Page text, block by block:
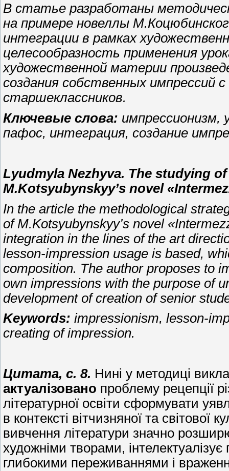
В статье разработаны
на примере новеллы
интеграции в рамках
целесообразность применения
художественной материи
создания собственных импрессий
старшеклассников.
Ключевые слова: импрессионизм,
пафос, интеграция, создание
Lyudmyla Nezhyva. The studying
M.Kotsyubynskyy’s novel
In the article the methodological
of M.Kotsyubynskyy’s novel
integration in the lines of the art
lesson-impression usage is based,
composition. The author proposes to
own impressions with the purpose of
development of creation of senior
Keywords: impressionism, lesson-
creating of impression.
Цитата, с. 8. Нині у методиці
актуалізовано проблему рецепції
літературної освіти сформувати
в контексті вітчизняної та світової
вивчення літератури значно
художніми творами,
глибокими переживаннями і